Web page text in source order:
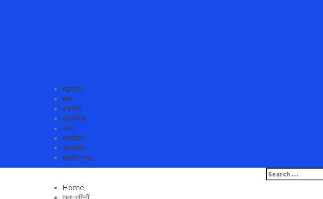
MahaMetroNews Best News Website in Pune
महाराष्ट्र
शहरे
राजकीय
देश/विदेश
अन्य
सामाजिक
संपादकीय
व्हीडीवो न्युज
Search
for:
Home